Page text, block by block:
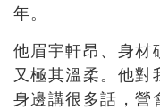
年。
他眉宇軒昂、身材
又極其溫柔。他對
身邊講很多話，營